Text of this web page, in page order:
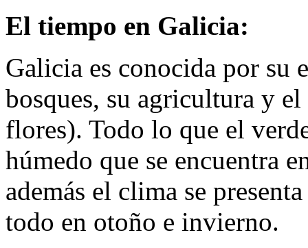
El tiempo en Galicia:
Galicia es conocida por su
bosques, su agricultura y
flores). Todo lo que el
húmedo que se encuentra
además el clima se
todo en otoño e invierno.